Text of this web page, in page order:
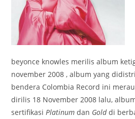
beyonce knowles merilis album
november 2008 , album yang
bendera Colombia Record ini
dirilis 18 November 2008 lalu,
sertifikasiPlatinum dan Golddi